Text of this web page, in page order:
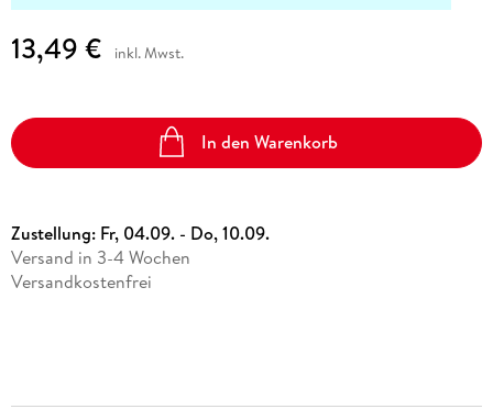
13,49 € inkl. Mwst.
In den Warenkorb
Zustellung: Fr, 04.09. - Do, 10.09.
Versand in 3-4 Wochen
Versandkostenfrei